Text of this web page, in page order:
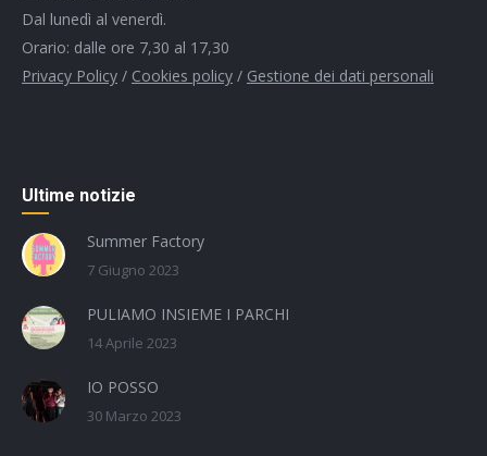
Dal lunedì al venerdì.
Orario: dalle ore 7,30 al 17,30
Privacy Policy / Cookies policy / Gestione dei dati personali
Ultime notizie
Summer Factory
7 Giugno 2023
PULIAMO INSIEME I PARCHI
14 Aprile 2023
IO POSSO
30 Marzo 2023